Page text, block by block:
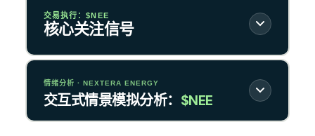
交易执行：$NEE
核心关注信号
情绪分析 · NEXTERA ENERGY
交互式情景模拟分析： $NEE